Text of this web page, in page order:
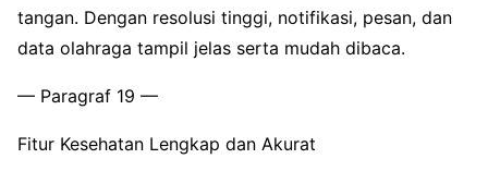
tangan. Dengan resolusi tinggi, notifikasi, pesan, dan
data olahraga tampil jelas serta mudah dibaca.
— Paragraf 19 —
Fitur Kesehatan Lengkap dan Akurat